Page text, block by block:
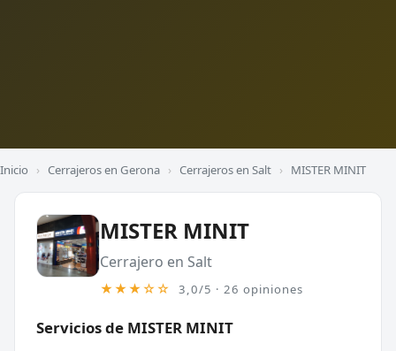
Inicio › Cerrajeros en Gerona › Cerrajeros en Salt › MISTER MINIT
MISTER MINIT
Cerrajero en Salt
★★★☆☆ 3,0/5 · 26 opiniones
Servicios de MISTER MINIT